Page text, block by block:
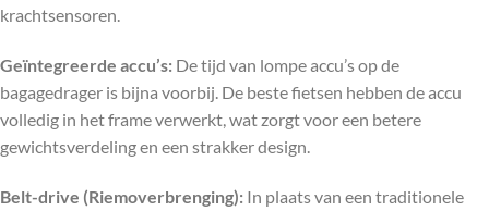
krachtsensoren.
Geïntegreerde accu’s: De tijd van lompe accu’s op de
bagagedrager is bijna voorbij. De beste fietsen hebben de accu
volledig in het frame verwerkt, wat zorgt voor een betere
gewichtsverdeling en een strakker design.
Belt-drive (Riemoverbrenging): In plaats van een traditionele